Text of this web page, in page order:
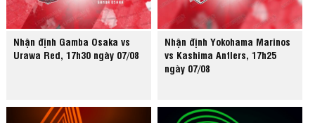
Nhận định Gamba Osaka vs
Urawa Red, 17h30 ngày 07/08
Nhận định Yokohama Marinos
vs Kashima Antlers, 17h25
ngày 07/08